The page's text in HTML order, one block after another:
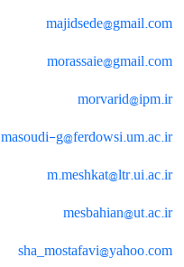
majidsede@gmail.com
morassaie@gmail.com
morvarid@ipm.ir
masoudi-g@ferdowsi.um.ac.ir
m.meshkat@ltr.ui.ac.ir
mesbahian@ut.ac.ir
sha_mostafavi@yahoo.com